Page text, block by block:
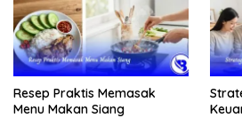
Resep Praktis Memasak
Menu Makan Siang